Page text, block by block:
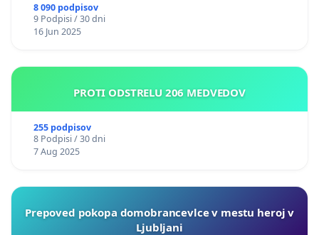
8 090 podpisov
9 Podpisi / 30 dni
16 Jun 2025
PROTI ODSTRELU 206 MEDVEDOV
255 podpisov
8 Podpisi / 30 dni
7 Aug 2025
Prepoved pokopa domobrancevlce v mestu heroj v
Ljubljani